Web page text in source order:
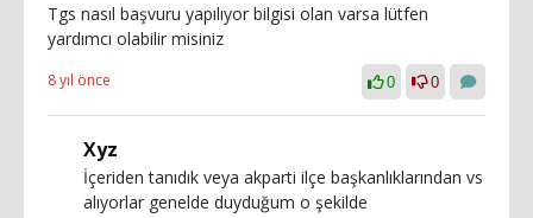
Tgs nasıl başvuru yapılıyor bilgisi olan varsa lütfen
yardımcı olabilir misiniz
8 yıl önce 0 0
Xyz
İçeriden tanıdık veya akparti ilçe başkanlıklarından vs
alıyorlar genelde duyduğum o şekilde